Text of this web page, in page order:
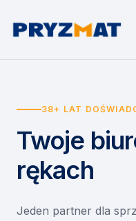
Urządzenia
Drukarki i urządzenia
Etykiety i
Skanery i obieg
Monitory interaktywne
Niszczarki
Wynajem drukarek
Wynajem urządzeń
Asystent druku
EZD RP
Misja szkoła
Serwis
O nas
38+ LAT
Twoje
rękach
Jeden partner dla